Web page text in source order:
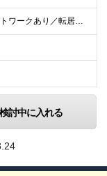
【大阪・東京募集／リモートワークあり／転居を伴う転勤なし】 東京本社、大阪事務所、または東京23区内・関西（大阪・兵庫）の各クライアント先勤務 ◆入社後、約1年間はクライアント先ではなく 自社内（東
検討中に入れる